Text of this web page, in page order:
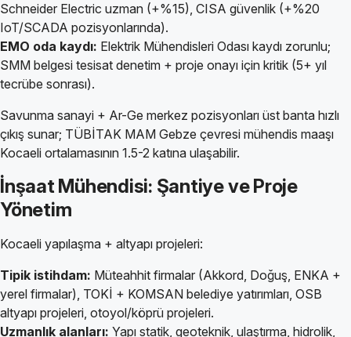
Schneider Electric uzman (+%15), CISA güvenlik (+%20
IoT/SCADA pozisyonlarında).
EMO oda kaydı: Elektrik Mühendisleri Odası kaydı zorunlu;
SMM belgesi tesisat denetim + proje onayı için kritik (5+ yıl
tecrübe sonrası).
Savunma sanayi + Ar-Ge merkez pozisyonları üst banta hızlı
çıkış sunar; TÜBİTAK MAM Gebze çevresi mühendis maaşı
Kocaeli ortalamasının 1.5-2 katına ulaşabilir.
İnşaat Mühendisi: Şantiye ve Proje
Yönetim
Kocaeli yapılaşma + altyapı projeleri:
Tipik istihdam: Müteahhit firmalar (Akkord, Doğuş, ENKA +
yerel firmalar), TOKİ + KOMSAN belediye yatırımları, OSB
altyapı projeleri, otoyol/köprü projeleri.
Uzmanlık alanları: Yapı statik, geoteknik, ulaştırma, hidrolik,